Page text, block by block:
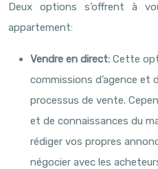
Deux options s’offrent à
appartement:
Vendre en direct: Cette
commissions d’agence et
processus de vente.
et de connaissances du
rédiger vos propres
négocier avec les